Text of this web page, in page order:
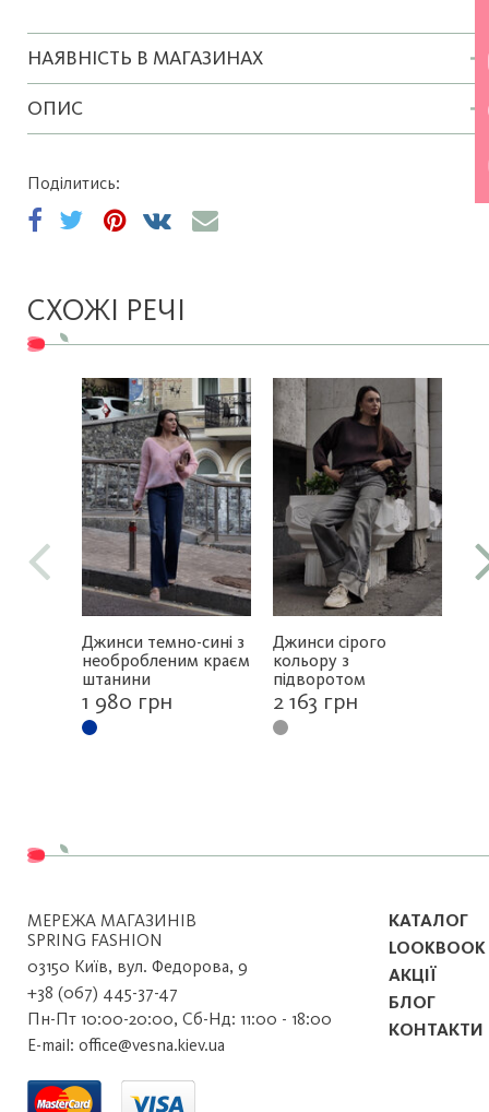
НАЯВНІСТЬ В МАГАЗИНАХ
ОПИС
Поділитись:
СХОЖІ РЕЧІ
Джинси темно-сині з
необробленим краєм
штанини
1 980 грн
Джинси сірого
кольору з
підворотом
2 163 грн
МЕРЕЖА МАГАЗИНІВ
SPRING FASHION
03150 Київ, вул. Федорова, 9
+38 (067) 445-37-47
Пн-Пт 10:00-20:00, Сб-Нд: 11:00 - 18:00
E-mail: office@vesna.kiev.ua
КАТАЛОГ
LOOKBOOK
АКЦІЇ
БЛОГ
КОНТАКТИ